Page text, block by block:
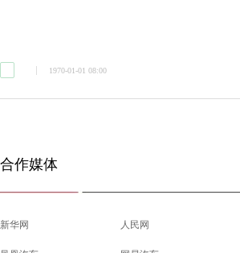
1970-01-01 08:00
合作媒体
新华网 人民网